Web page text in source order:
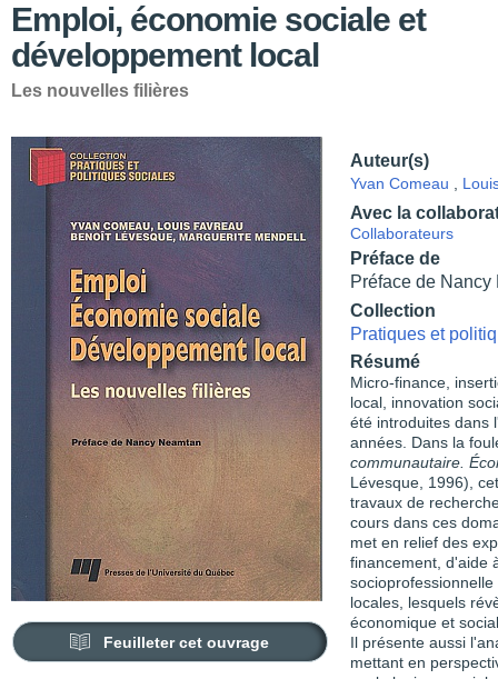
Emploi, économie sociale et
développement local
Les nouvelles filières
Feuilleter cet ouvrage
Auteur(s)
Yvan Comeau
Avec la
Collaborateurs
Préface de
Préface de Nancy
Collection
Pratiques et
Résumé
Micro-finance,
local, innovation
été introduites dans
années. Dans la
communautaire.
Lévesque, 1996),
travaux de
cours dans ces
met en relief des
financement, d'aide
locales, lesquels
économique et
Il présente aussi
mettant en